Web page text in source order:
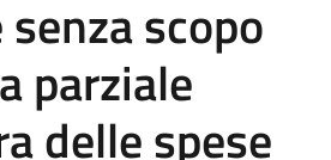
scopo
parziale
delle spese